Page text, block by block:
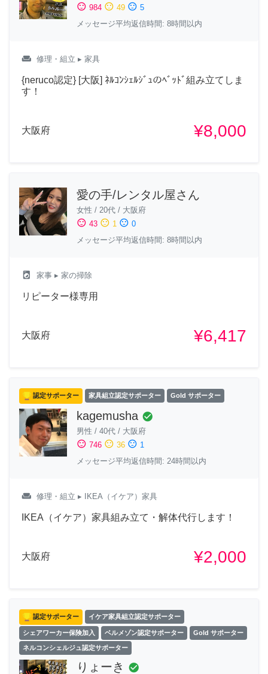
sentiment_satisfied 984 sentiment_neutral 49 sentiment_dissatisfied 5
メッセージ平均返信時間: 8時間以内
weekend 修理・組立 ▸ 家具
{neruco認定} [大阪] ﾈﾙｺﾝｼｪﾙｼﾞｭのﾍﾞｯﾄﾞ組み立てしま
す！
大阪府 ¥8,000
愛の手/レンタル屋さん
女性 / 20代 / 大阪府
sentiment_satisfied 43 sentiment_neutral 1 sentiment_dissatisfied 0
メッセージ平均返信時間: 8時間以内
local_laundry_service 家事 ▸ 家の掃除
リピーター様専用
大阪府 ¥6,417
認定サポーター 家具組立認定サポーター Gold サポーター
kagemusha check_circle
男性 / 40代 / 大阪府
sentiment_satisfied 746 sentiment_neutral 36 sentiment_dissatisfied 1
メッセージ平均返信時間: 24時間以内
weekend 修理・組立 ▸ IKEA（イケア）家具
IKEA（イケア）家具組み立て・解体代行します！
大阪府 ¥2,000
認定サポーター イケア家具組立認定サポーター
シェアワーカー保険加入 ベルメゾン認定サポーター Gold サポーター
ネルコンシェルジュ認定サポーター
りょーき check_circle